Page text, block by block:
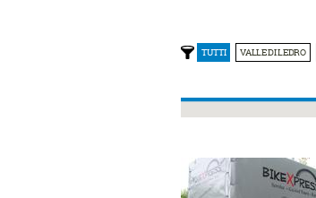
TUTTI VALLE DI LEDRO